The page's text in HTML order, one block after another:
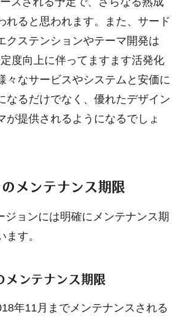
れると思われます。また、サード
クステンションやテーマ開発は
度向上に伴ってますます活発化
々なサービスやシステムと安価に
なるだけでなく、優れたデザイン
が提供されるようになるでしょ
メンテナンス期限
ジョンには明確にメンテナンス期
ます。
ンテナンス期限
年11月までメンテナンスされる